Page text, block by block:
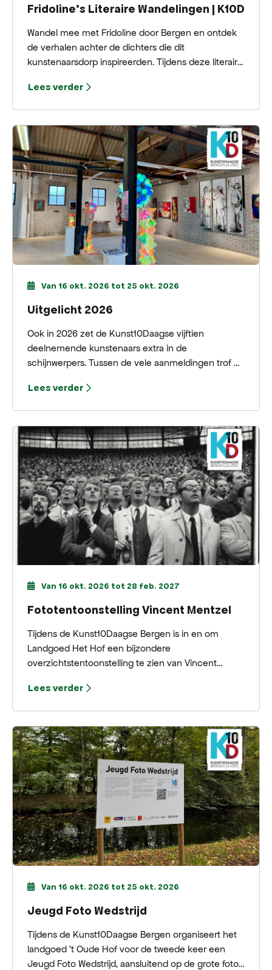
Fridoline’s Literaire Wandelingen | K10D
Wandel mee met Fridoline door Bergen en ontdek
de verhalen achter de dichters die dit
kunstenaarsdorp inspireerden. Tijdens deze literaire
levensverhalen en gedichten samen.
Lees verder
Van 16 okt. 2026 tot 25 okt. 2026
Uitgelicht 2026
Ook in 2026 zet de Kunst10Daagse vijftien
deelnemende kunstenaars extra in de
schijnwerpers. Tussen de vele aanmeldingen trof de
en divers werk aan. Daarom is ervoor gekozen om
te geven.
Lees verder
Van 16 okt. 2026 tot 28 feb. 2027
Fototentoonstelling Vincent Mentzel
Tijdens de Kunst10Daagse Bergen is in en om
Landgoed Het Hof een bijzondere
overzichtstentoonstelling te zien van Vincent
Nederland.
Lees verder
Van 16 okt. 2026 tot 25 okt. 2026
Jeugd Foto Wedstrijd
Tijdens de Kunst10Daagse Bergen organiseert het
landgoed ’t Oude Hof voor de tweede keer een
Jeugd Foto Wedstrijd, aansluitend op de grote foto-